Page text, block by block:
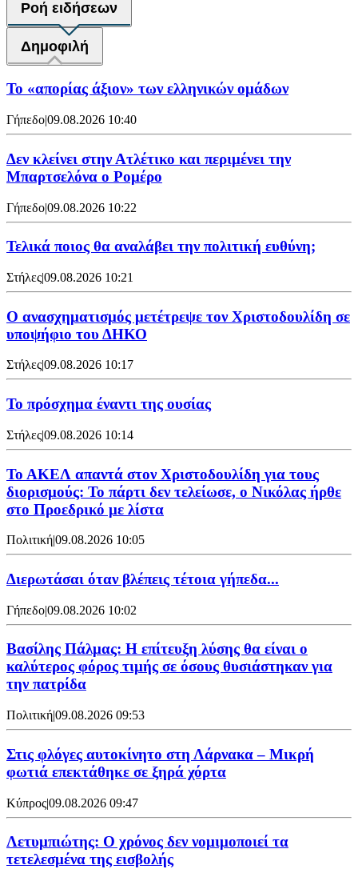
Ροή ειδήσεων
Δημοφιλή
Το «απορίας άξιον» των ελληνικών ομάδων
Γήπεδο|09.08.2026 10:40
Δεν κλείνει στην Ατλέτικο και περιμένει την
Μπαρτσελόνα ο Ρομέρο
Γήπεδο|09.08.2026 10:22
Τελικά ποιος θα αναλάβει την πολιτική ευθύνη;
Στήλες|09.08.2026 10:21
Ο ανασχηματισμός μετέτρεψε τον Χριστοδουλίδη σε
υποψήφιο του ΔΗΚΟ
Στήλες|09.08.2026 10:17
Το πρόσχημα έναντι της ουσίας
Στήλες|09.08.2026 10:14
Το ΑΚΕΛ απαντά στον Χριστοδουλίδη για τους
διορισμούς: Το πάρτι δεν τελείωσε, ο Νικόλας ήρθε
στο Προεδρικό με λίστα
Πολιτική|09.08.2026 10:05
Διερωτάσαι όταν βλέπεις τέτοια γήπεδα...
Γήπεδο|09.08.2026 10:02
Βασίλης Πάλμας: Η επίτευξη λύσης θα είναι ο
καλύτερος φόρος τιμής σε όσους θυσιάστηκαν για
την πατρίδα
Πολιτική|09.08.2026 09:53
Στις φλόγες αυτοκίνητο στη Λάρνακα – Μικρή
φωτιά επεκτάθηκε σε ξηρά χόρτα
Κύπρος|09.08.2026 09:47
Λετυμπιώτης: Ο χρόνος δεν νομιμοποιεί τα
τετελεσμένα της εισβολής